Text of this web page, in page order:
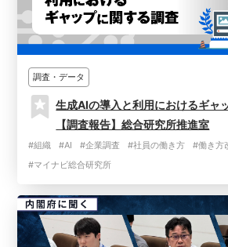
調査・データ
生成AIの導入と利用におけるギャ
【調査報告】総合研究所推進室
#組織 #AI #企業調査 #社員の働き方
#働き方
#マイナビ総合研究所